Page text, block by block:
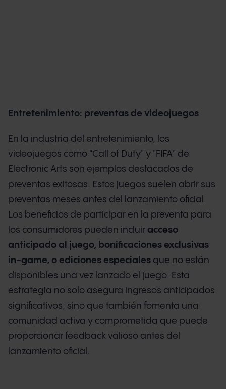
Entretenimiento: preventas de videojuegos
En la industria del entretenimiento, los
videojuegos como "Call of Duty" y "FIFA" de
Electronic Arts son ejemplos destacados de
preventas exitosas. Estos juegos suelen abrir sus
preventas meses antes del lanzamiento oficial.
Los beneficios de participar en la preventa para
los consumidores pueden incluir acceso
anticipado al juego, bonificaciones exclusivas
in-game, o ediciones especiales que no están
disponibles una vez lanzado el juego. Esta
estrategia no solo asegura ingresos anticipados
significativos, sino que también fomenta una
comunidad activa y comprometida que puede
proporcionar feedback valioso antes del
lanzamiento oficial.